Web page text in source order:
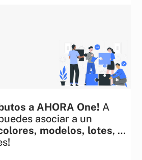
a AHORA One! A
asociar a un
modelos, lotes, …